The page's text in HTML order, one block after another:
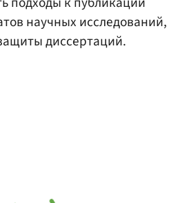
научных исследований,
диссертаций.